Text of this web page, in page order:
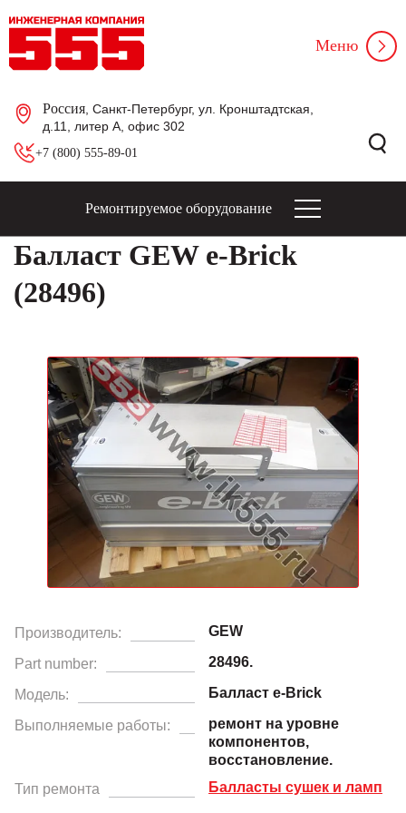
Россия , Санкт-Петербург, ул. Кронштадтская,
д.11, литер А, офис 302
+7 (800) 555-89-01
Меню
Ремонтируемое оборудование
Балласт GEW e-Brick
(28496)
Производитель: GEW
Part number: 28496.
Модель: Балласт e-Brick
Выполняемые работы:
ремонт на уровне
компонентов,
восстановление.
Тип ремонта
Балласты сушек и ламп